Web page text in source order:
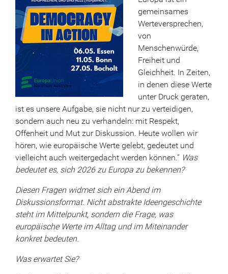
gemeinsames
Werteversprechen,
von
Menschenwürde,
Freiheit und
Gleichheit. In Zeiten,
in denen diese Werte
unter Druck geraten,
ist es unsere Aufgabe, sie nicht nur zu verteidigen,
sondern auch neu zu verhandeln: mit Respekt,
Offenheit und Mut zur Diskussion. Heute wollen wir
hören, wie europäische Werte gelebt, gedeutet und
vielleicht auch weitergedacht werden können.“ Was
bedeutet es, sich 2026 zu Europa zu bekennen?
Diesen Fragen widmet sich ein Abend im
Diskussionsformat. Nicht abstrakte Ideengeschichte
steht im Mittelpunkt, sondern die Frage, was
europäische Werte im Alltag und im Miteinander
konkret bedeuten.
Was erwartet Sie?